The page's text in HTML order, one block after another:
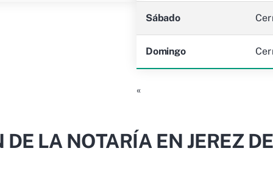
Sábado
Domingo
«
LA NOTARÍA EN JEREZ